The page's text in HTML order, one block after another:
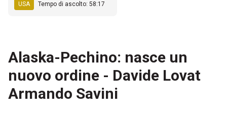
USA Tempo di ascolto: 58:17
Alaska-Pechino: nasce un
nuovo ordine - Davide Lovat
Armando Savini